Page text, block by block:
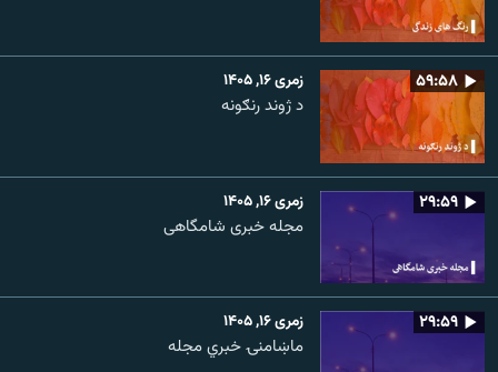
۵۹:۵۸ زمری ۱۶, ۱۴۰۵
د ژوند رنګونه
۲۹:۵۹ زمری ۱۶, ۱۴۰۵
مجله خبری شامگاهی
۲۹:۵۹ زمری ۱۶, ۱۴۰۵
ماښامنۍ خبري مجله